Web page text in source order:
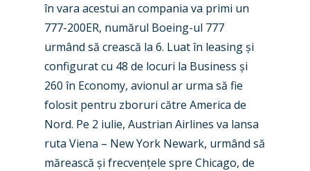
în vara acestui an compania va primi un
777-200ER, numărul Boeing-ul 777
urmând să crească la 6. Luat în leasing și
configurat cu 48 de locuri la Business și
260 în Economy, avionul ar urma să fie
folosit pentru zboruri către America de
Nord. Pe 2 iulie, Austrian Airlines va lansa
ruta Viena – New York Newark, urmând să
mărească și frecvențele spre Chicago, de
Paris 2025
Farnborough 2024
Paris 2023
Farnborough 2022
Dubai 2019
Paris 2019
Military
Trip Reports
Marketplace
Jobs
Contact